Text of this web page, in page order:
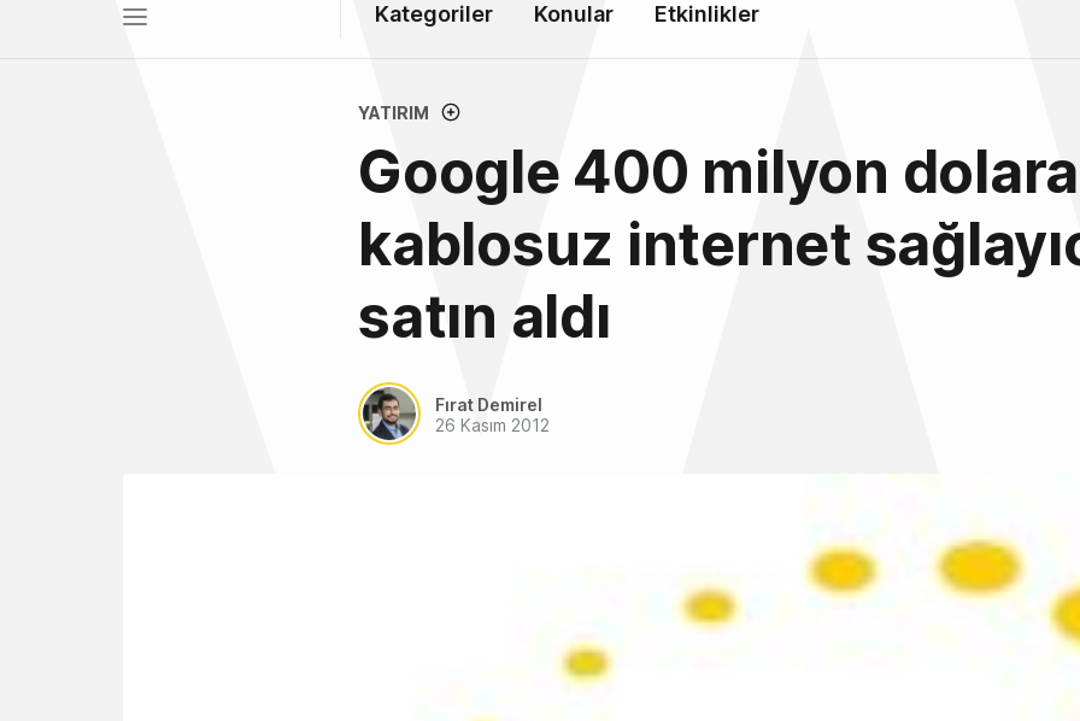
Kategoriler Konular Etkinlikler
YATIRIM
Google 400 milyon dolara
kablosuz internet
satın aldı
Fırat Demirel
26 Kasım 2012